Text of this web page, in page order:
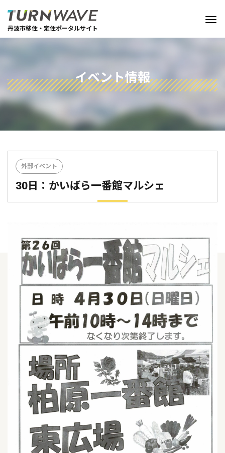
丹波市移住・定住ポータルサイト
イベント情報
外部イベント
30日：かいばら一番館マルシェ